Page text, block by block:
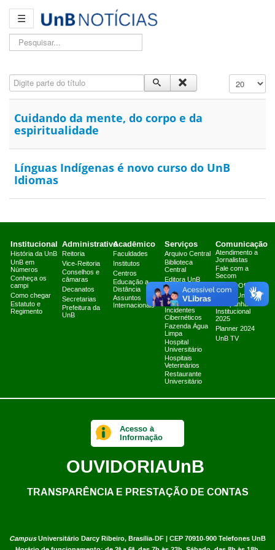
☰
Pesquisar...
Digite parte do título Exibir #
Cuidando da mente, do corpo e da
espiritualidade
Línguas Indígenas é novo curso do UnB
Idiomas
Institucional
História da UnB
UnB em
Números
Conheça os
campi
Como chegar
Estatuto e
Regimento
Administrativo
Reitoria
Vice-Reitoria
Conselhos e
câmaras
Decanatos
Secretarias
Prefeitura da
UnB
Acadêmico
Faculdades
Institutos
Centros
Educação a
Distância
Assuntos
Internacionais
Serviços
Arquivo Central
Biblioteca
Central
Editora UnB
Equipe de
Tratamento e
Resposta a
Incidentes
Cibernéticos
Fazenda Água
Limpa
Hospital
Universitário
Hospitais
Veterinários
Restaurante
Universitário
Comunicação
Atendimento a
Jornalistas
Fale com a
Secom
Canais Oficiais
Marca UnB
Campanha
Institucional
2025
Planner 2024
UnB TV
CampusUniversitário Darcy Ribeiro, Brasília-DF | CEP 70910-900 Telefones UnB
Acesso à
Informação
OUVIDORIAUnB
TRANSPARÊNCIA E PRESTAÇÃO DE CONTAS